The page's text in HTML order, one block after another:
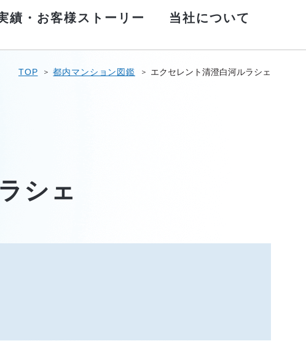
績・お客様ストーリー 当社について
TOP 都内マンション図鑑 エクセレント清澄白河ルラシェ
シェ